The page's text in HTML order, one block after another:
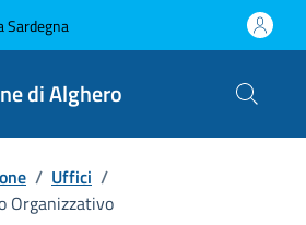
Sardegna
di Alghero
/ Uffici /
Organizzativo